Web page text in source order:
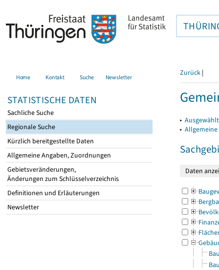
Home Kontakt Suche Newsletter
STATISTISCHE DATEN
Sachliche Suche
Regionale Suche
Kürzlich bereitgestellte Daten
Allgemeine Angaben, Zuordnungen
Gebietsveränderungen,
Änderungen zum Schlüsselverzeichnis
Definitionen und Erläuterungen
Newsletter
Zurück |
▸
▸